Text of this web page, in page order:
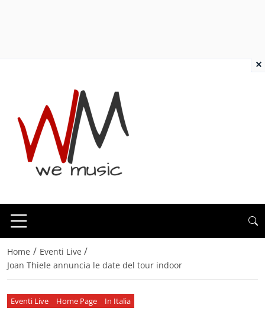
Home / Eventi Live /
Joan Thiele annuncia le date del tour indoor
Eventi Live Home Page In Italia
×